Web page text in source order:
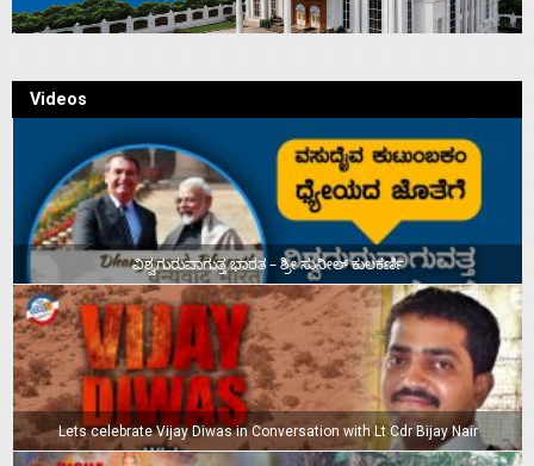
Videos
ವಿಶ್ವಗುರುವಾಗುತ್ತ ಭಾರತ – ಶ್ರೀ ಸುನೀಲ್‌ ಕುಲಕರ್ಣಿ
Lets celebrate Vijay Diwas in Conversation with Lt Cdr Bijay Nair